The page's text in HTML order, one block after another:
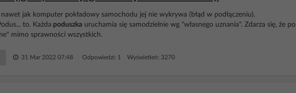
nawet jak komputer pokładowy samochodu jej nie wykrywa (błąd w podłączeniu).
to. Każda poduszka uruchamia się samodzielnie wg "własnego uznania". Zdarza się, że po
mimo sprawności wszystkich.
31 Mar 2022 07:48 Odpowiedzi: 1 Wyświetleń: 3270